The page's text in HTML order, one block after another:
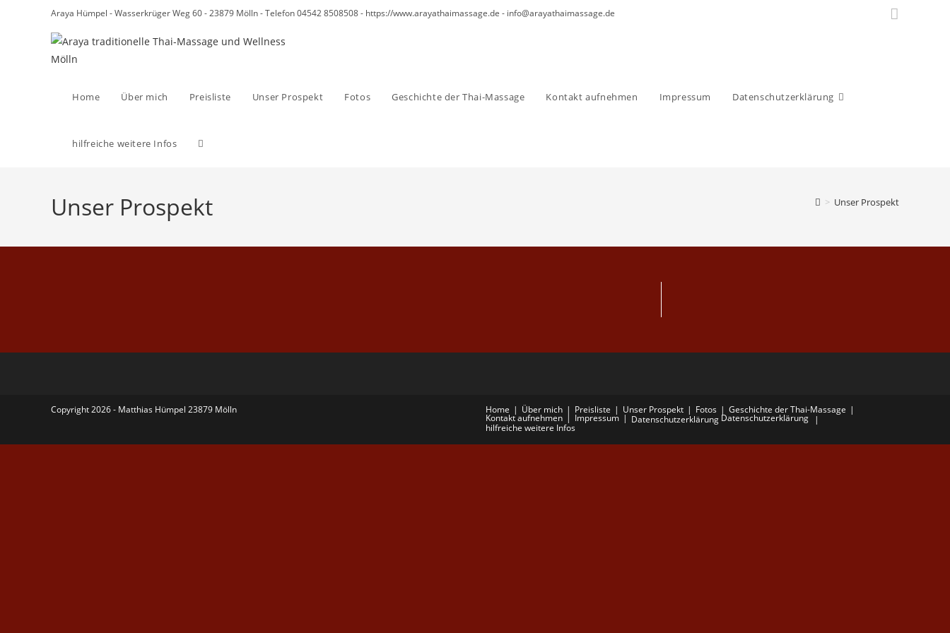
Araya Hümpel - Wasserkrüger Weg 60 - 23879 Mölln - Telefon 04542 8508508 - https://www.arayathaimassage.de - info@arayathaimassage.de
Home Über mich Preisliste Unser Prospekt Fotos Geschichte der Thai-Massage Kontakt aufnehmen Impressum Datenschutzerklärung
hilfreiche weitere Infos Website-
Unser Prospekt > Unser Prospekt
Home Über mich Preisliste Unser Prospekt Fotos Geschichte der Thai-Massage
Kontakt aufnehmen Impressum Datenschutzerklärung Datenschutzerklärung
hilfreiche weitere Infos
Copyright 2026 - Matthias Hümpel 23879 Mölln